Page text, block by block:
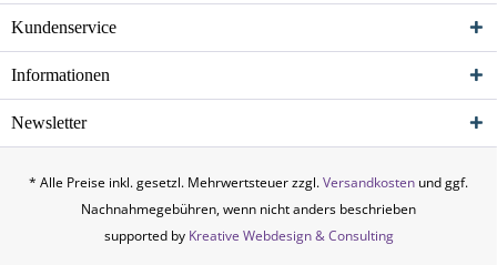
Kundenservice
Informationen
Newsletter
* Alle Preise inkl. gesetzl. Mehrwertsteuer zzgl.Versandkosten und ggf.
Nachnahmegebühren, wenn nicht anders beschrieben
supported by Kreative Webdesign & Consulting